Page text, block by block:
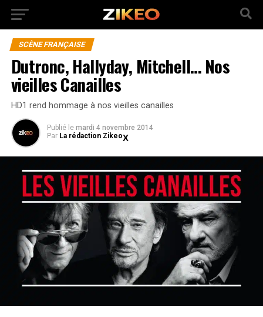
SCÈNE FRANÇAISE
Dutronc, Hallyday, Mitchell… Nos
vieilles Canailles
HD1 rend hommage à nos vieilles canailles
Publié le mardi 4 novembre 2014
Par La rédaction Zikeo